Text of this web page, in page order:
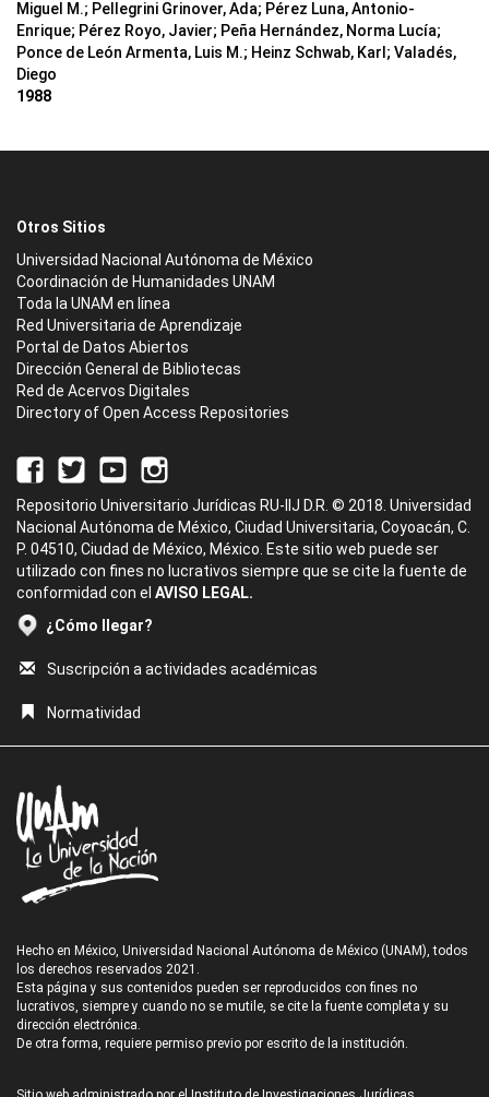
Miguel M.; Pellegrini Grinover, Ada; Pérez Luna, Antonio-
Enrique; Pérez Royo, Javier; Peña Hernández, Norma Lucía;
Ponce de León Armenta, Luis M.; Heinz Schwab, Karl; Valadés,
Diego
1988
Otros Sitios
Universidad Nacional Autónoma de México
Coordinación de Humanidades UNAM
Toda la UNAM en línea
Red Universitaria de Aprendizaje
Portal de Datos Abiertos
Dirección General de Bibliotecas
Red de Acervos Digitales
Directory of Open Access Repositories
Repositorio Universitario Jurídicas RU-IIJ D.R. © 2018. Universidad
Nacional Autónoma de México, Ciudad Universitaria, Coyoacán, C.
P. 04510, Ciudad de México, México. Este sitio web puede ser
utilizado con fines no lucrativos siempre que se cite la fuente de
conformidad con el AVISO LEGAL.
¿Cómo llegar?
Suscripción a actividades académicas
Normatividad
Hecho en México, Universidad Nacional Autónoma de México (UNAM), todos
los derechos reservados 2021.
Esta página y sus contenidos pueden ser reproducidos con fines no
lucrativos, siempre y cuando no se mutile, se cite la fuente completa y su
dirección electrónica.
De otra forma, requiere permiso previo por escrito de la institución.